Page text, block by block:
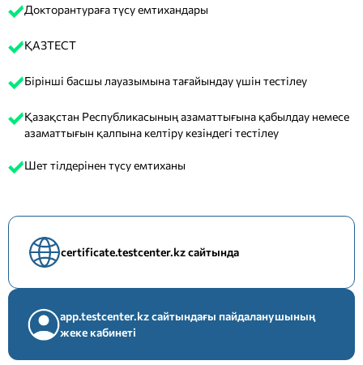
Докторантураға түсу емтихандары
ҚАЗТЕСТ
Бірінші басшы лауазымына тағайындау үшін тестілеу
Қазақстан Республикасының азаматтығына қабылдау немесе
азаматтығын қалпына келтіру кезіндегі тестілеу
Шет тілдерінен түсу емтиханы
certificate.testcenter.kz сайтында
app.testcenter.kz сайтындағы пайдаланушының
жеке кабинеті